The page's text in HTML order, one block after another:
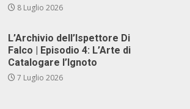
8 Luglio 2026
L’Archivio dell’Ispettore Di
Falco | Episodio 4: L’Arte di
Catalogare l’Ignoto
7 Luglio 2026